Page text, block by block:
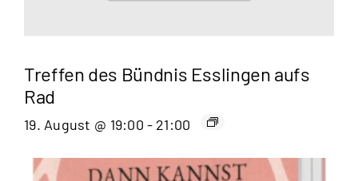
Treffen des Bündnis Esslingen aufs
Rad
19. August @ 19:00 - 21:00